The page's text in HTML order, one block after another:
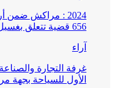
2024 : مراكش
656 قضية تتعلق بغسيل الأموال
آراء
غرفة التجارة
الأول للسياحة بجهة